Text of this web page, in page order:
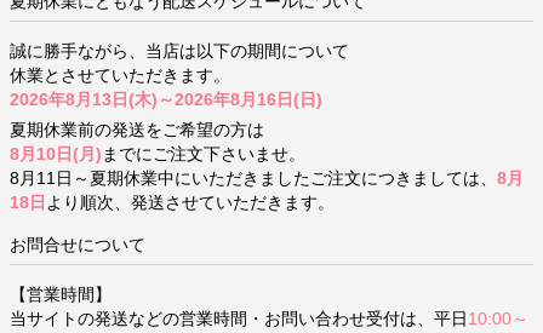
誠に勝手ながら、当店は以下の期間について
休業とさせていただきます。
2026年8月13日(木)～2026年8月16日(日)
夏期休業前の発送をご希望の方は
8月10日(月) までにご注文下さいませ。
8月11日～夏期休業中にいただきましたご注文につきましては、 8月
18日 より順次、発送させていただきます。
お問合せについて
【営業時間】
当サイトの発送などの営業時間・お問い合わせ受付は、平日 10:00～